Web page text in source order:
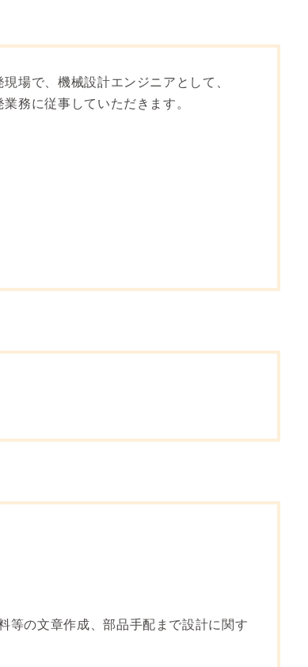
場で、機械設計エンジニアとして、
務に従事していただきます。
等の文章作成、部品手配まで設計に関す